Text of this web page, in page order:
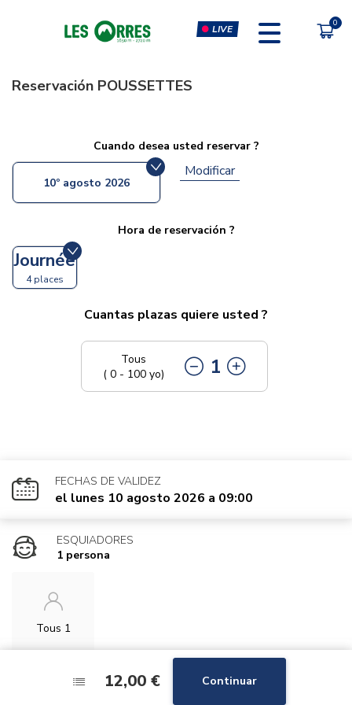
LIVE
Reservación POUSSETTES
Cuando desea usted reservar ?
10º agosto 2026
Modificar
Hora de reservación ?
Journée
4 places
Cuantas plazas quiere usted ?
Tous
( 0 - 100 yo)
1
FECHAS DE VALIDEZ
el lunes 10 agosto 2026 a 09:00
ESQUIADORES
1 persona
Tous 1
12,00 € Continuar
12,00 € Continuar
MOUTAIN BIKE PASS
PEDESTRIAN'S PASS
CLIMBING & CLIP'N CLIMB
VIRTUAL REALITY SIMULATORS
MASSAGES